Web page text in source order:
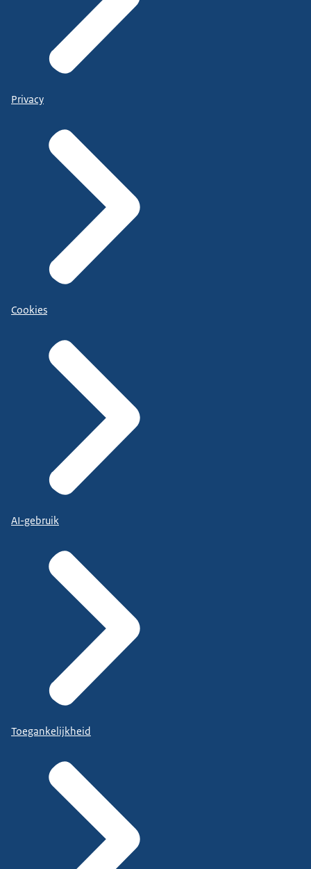
Privacy
Cookies
AI-gebruik
Toegankelijkheid